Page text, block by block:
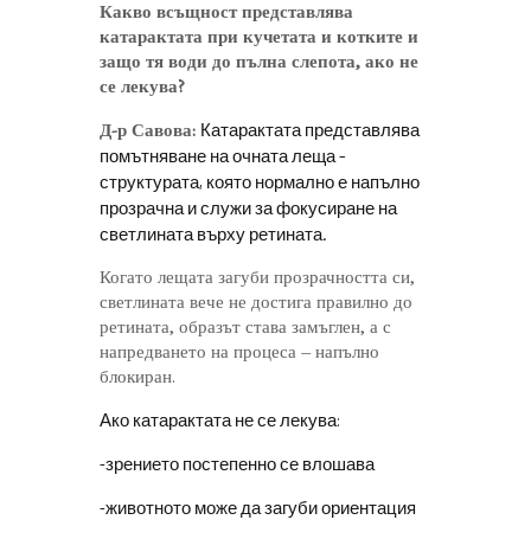
Какво всъщност представлява
катарактата при кучетата и котките и
защо тя води до пълна слепота, ако не
се лекува?
Д-р Савова: Катарактата представлява
помътняване на очната леща –
структурата, която нормално е напълно
прозрачна и служи за фокусиране на
светлината върху ретината.
Когато лещата загуби прозрачността си,
светлината вече не достига правилно до
ретината, образът става замъглен, а с
напредването на процеса – напълно
блокиран.
Ако катарактата не се лекува:
-зрението постепенно се влошава
-животното може да загуби ориентация